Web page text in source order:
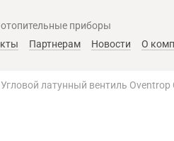
приборы
Партнерам Новости О
Угловой латунный вентиль